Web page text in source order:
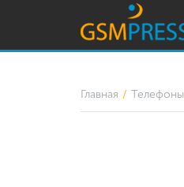
Главная Телефоны